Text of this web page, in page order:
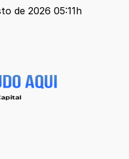
de 2026 05:11h